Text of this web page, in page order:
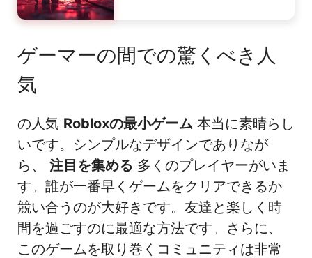
ゲーマーの間での驚くべき人
気
の人気 Robloxの最小ゲーム 本当に素晴らし
いです。シンプルなデザインでありなが
ら、 注目を集める 多くのプレイヤーがいま
す。誰が一番早くゲームをクリアできるか
競い合うのが大好きです。友達と楽しく時
間を過ごすのに最適な方法です。さらに、
このゲームを取り巻くコミュニティは非常